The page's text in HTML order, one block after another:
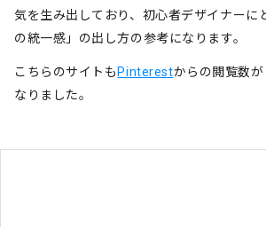
気を生み出しており、初心者デザイナーに
の統一感」の出し方の参考になります。
こちらのサイトも Pinterestからの閲覧数
なりました。